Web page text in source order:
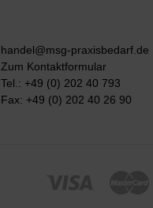
handel@msg-praxisbedarf.de
Zum Kontaktformular
Tel.: +49 (0) 202 40 793
Fax: +49 (0) 202 40 26 90